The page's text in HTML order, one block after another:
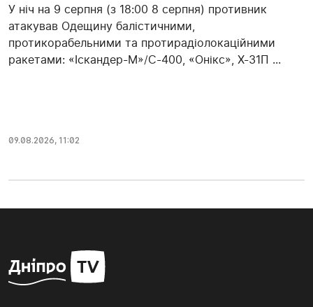
У ніч на 9 серпня (з 18:00 8 серпня) противник
атакував Одещину балістичними,
протикорабельними та протирадіолокаційними
ракетами: «Іскандер-М»/С-400, «Онікс», Х-31П ...
09.08.2026, 11:02